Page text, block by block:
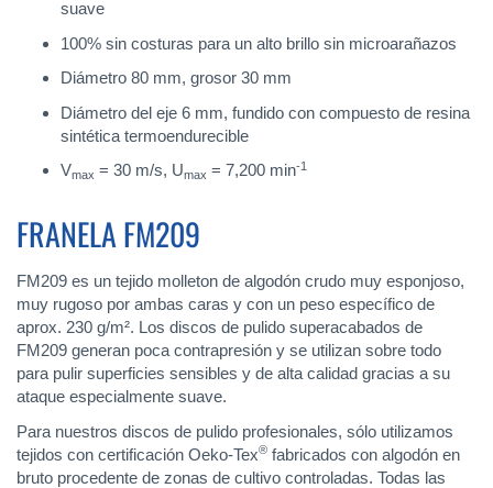
suave
100% sin costuras para un alto brillo sin microarañazos
Diámetro 80 mm, grosor 30 mm
Diámetro del eje 6 mm, fundido con compuesto de resina
sintética termoendurecible
Vmax = 30 m/s, Umax = 7,200 min-1
FRANELA FM209
FM209 es un tejido molleton de algodón crudo muy esponjoso,
muy rugoso por ambas caras y con un peso específico de
aprox. 230 g/m². Los discos de pulido superacabados de
FM209 generan poca contrapresión y se utilizan sobre todo
para pulir superficies sensibles y de alta calidad gracias a su
ataque especialmente suave.
Para nuestros discos de pulido profesionales, sólo utilizamos
tejidos con certificación Oeko-Tex® fabricados con algodón en
bruto procedente de zonas de cultivo controladas. Todas las